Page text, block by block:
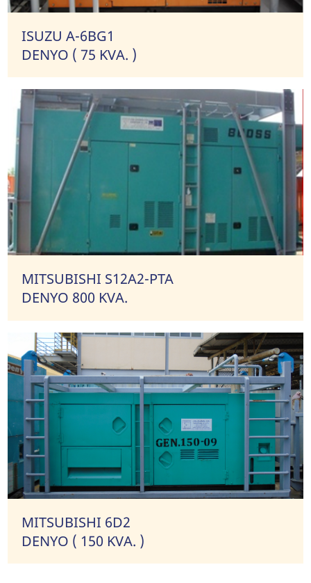
ISUZU A-6BG1
DENYO ( 75 KVA. )
MITSUBISHI S12A2-PTA
DENYO 800 KVA.
MITSUBISHI 6D2
DENYO ( 150 KVA. )